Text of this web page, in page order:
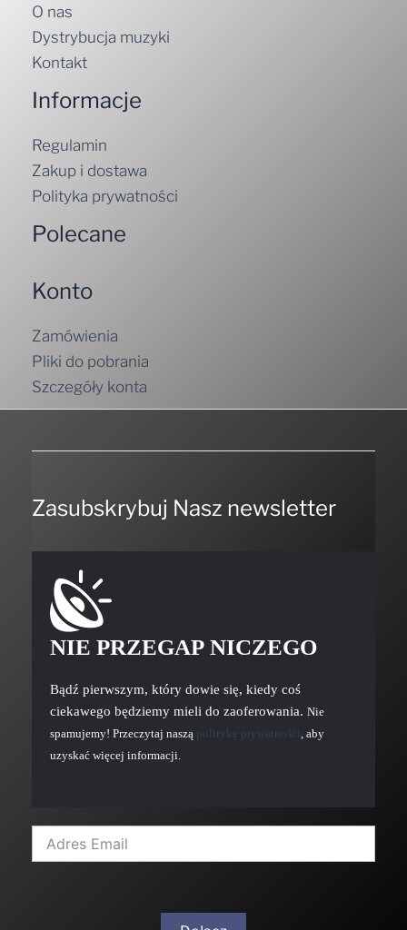
O nas
Dystrybucja muzyki
Kontakt
Informacje
Regulamin
Zakup i dostawa
Polityka prywatności
Polecane
Konto
Zamówienia
Pliki do pobrania
Szczegóły konta
Zasubskrybuj Nasz newsletter
NIE PRZEGAP NICZEGO
Bądź pierwszym, który dowie się, kiedy coś
ciekawego będziemy mieli do zaoferowania. Nie
spamujemy! Przeczytaj naszą politykę prywatności , aby
uzyskać więcej informacji.